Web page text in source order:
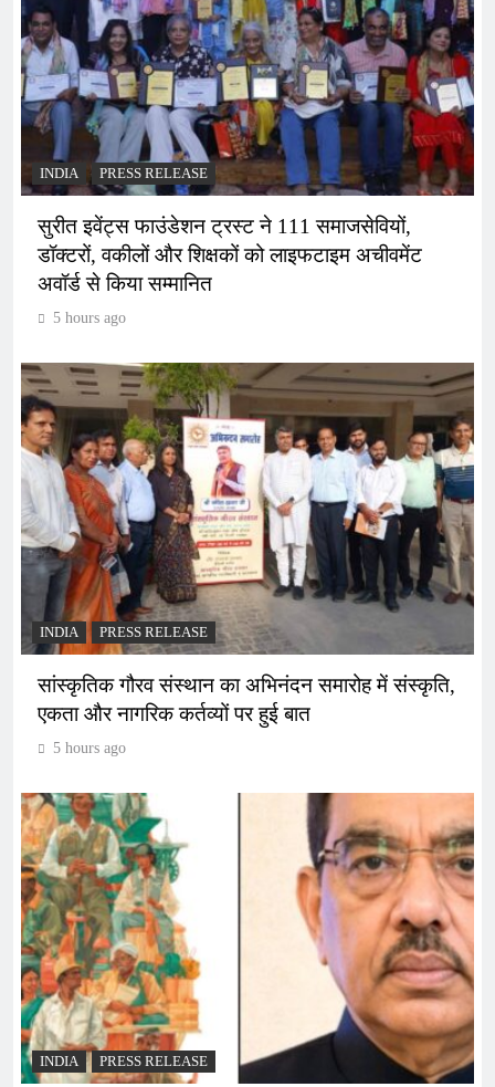
INDIA PRESS RELEASE
सुरीत इवेंट्स फाउंडेशन ट्रस्ट ने 111 समाजसेवियों,
डॉक्टरों, वकीलों और शिक्षकों को लाइफटाइम अचीवमेंट
अवॉर्ड से किया सम्मानित
5 hours ago
INDIA PRESS RELEASE
सांस्कृतिक गौरव संस्थान का अभिनंदन समारोह में संस्कृति,
एकता और नागरिक कर्तव्यों पर हुई बात
5 hours ago
INDIA PRESS RELEASE